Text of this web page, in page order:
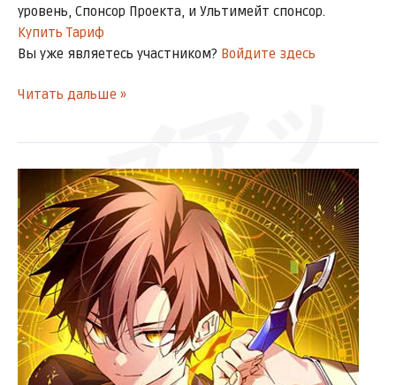
ドン
ズアッ
уровень, Спонсор Проекта, и Ультимейт спонсор.
Купить Тариф
Вы уже являетесь участником? Войдите здесь
Читать дальше »
96-
97]
Гений
магической
академии